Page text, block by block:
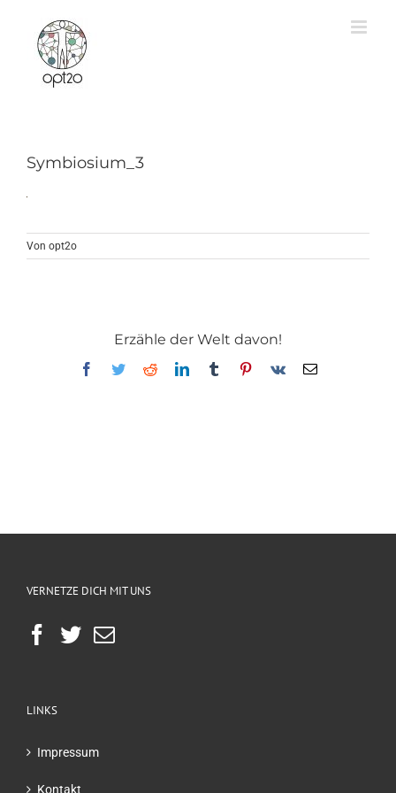
springen
Symbiosium_3
Von opt2o
Erzähle der Welt davon!
Facebook
TwitterRedditLinkedInTumblrPinterest
Vk
E-
VERNETZE DICH MIT UNS
LINKS
Impressum
Kontakt